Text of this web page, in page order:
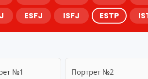
ESFJ ISFJ ESTP
№1 Портрет №2